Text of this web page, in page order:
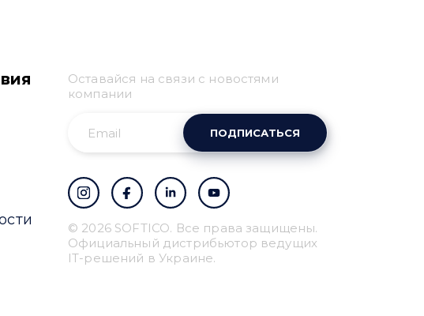
Оставайся на связи с новостями
компании
ПОДПИСАТЬСЯ
© 2026 SOFTICO. Все права защищены.
Официальный дистрибьютор ведущих
IT-решений в Украине.
Привіт 👋, чим тобі
Ми зазвичай відповідаємо дуже швидко
Надіслати повідомлення